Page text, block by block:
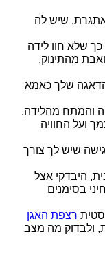
שיש לה
שלא חוו לידה
מהתינוק,
שלך כאמא
והמתח מהלידה,
ועל החוויה
שיש לך צורך
היבדקי אצל
בסימנים
רצפת האגן
ולבדוק מה מצב